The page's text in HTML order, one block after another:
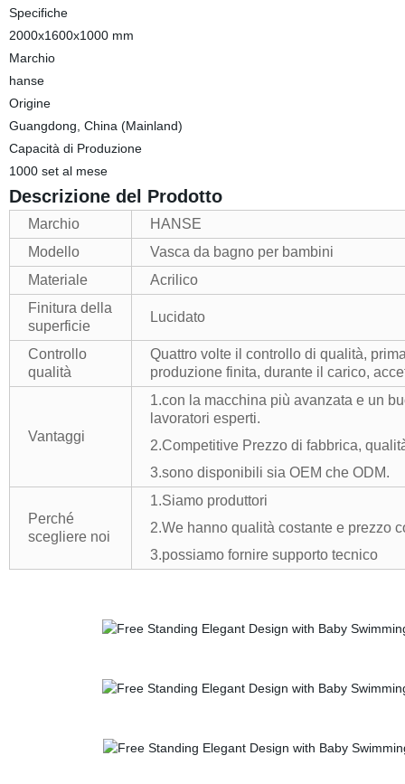
Specifiche
2000x1600x1000 mm
Marchio
hanse
Origine
Guangdong, China (Mainland)
Capacità di Produzione
1000 set al mese
Descrizione del Prodotto
Marchio
HANSE
Modello
Vasca da bagno per bambini
Materiale
Acrilico
Finitura della
superficie
Lucidato
Controllo
qualità
Quattro volte il controllo di qualità,
produzione finita, durante il carico,
Vantaggi
1.con la macchina più avanzata e un
lavoratori esperti.
2.Competitive Prezzo di fabbrica,
3.sono disponibili sia OEM che ODM.
Perché
scegliere noi
1.Siamo produttori
2.We hanno qualità costante e prezzo
3.possiamo fornire supporto tecnico